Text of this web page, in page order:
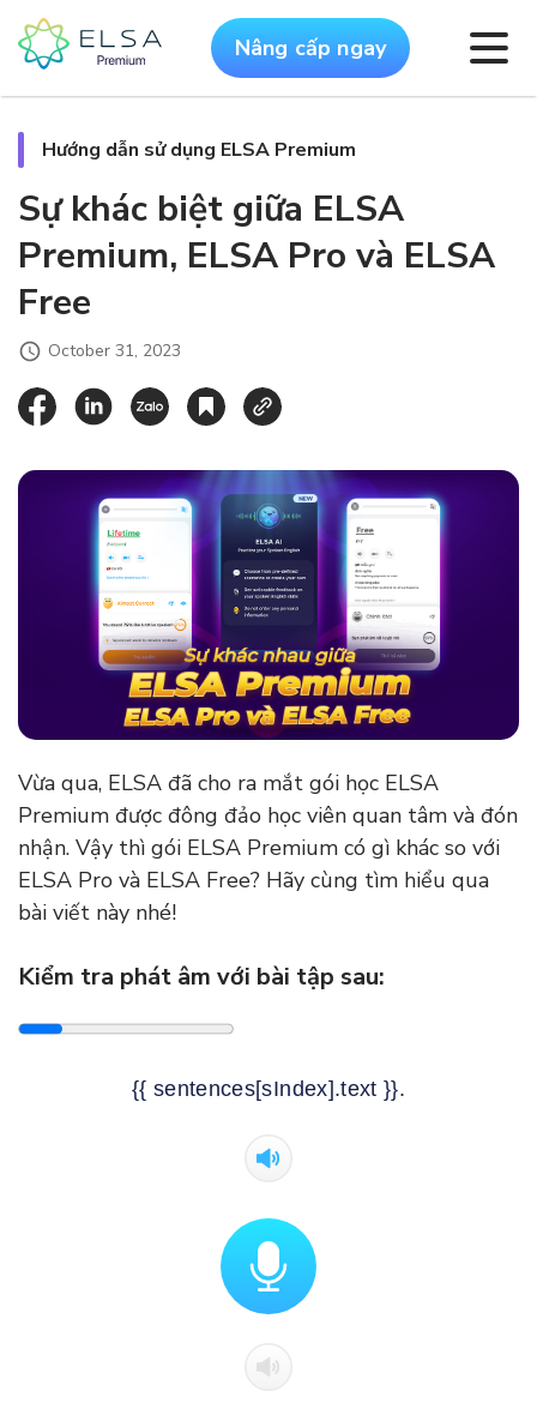
Nâng cấp ngay
Hướng dẫn sử dụng ELSA Premium
Sự khác biệt giữa ELSA
Premium, ELSA Pro và ELSA
Free
October 31, 2023
Vừa qua, ELSA đã cho ra mắt gói học ELSA
Premium được đông đảo học viên quan tâm và đón
nhận. Vậy thì gói ELSA Premium có gì khác so với
ELSA Pro và ELSA Free? Hãy cùng tìm hiểu qua
bài viết này nhé!
Kiểm tra phát âm với bài tập sau:
{{ sentences[sIndex].text }}.